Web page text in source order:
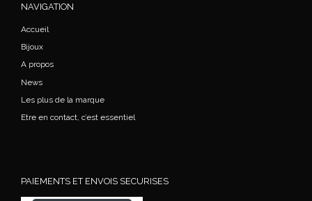
NAVIGATION
Accueil
Bijoux
A propos
News
Les plus de la marque
Etre en contact, c’est essentiel
PAIEMENTS ET ENVOIS SECURISES